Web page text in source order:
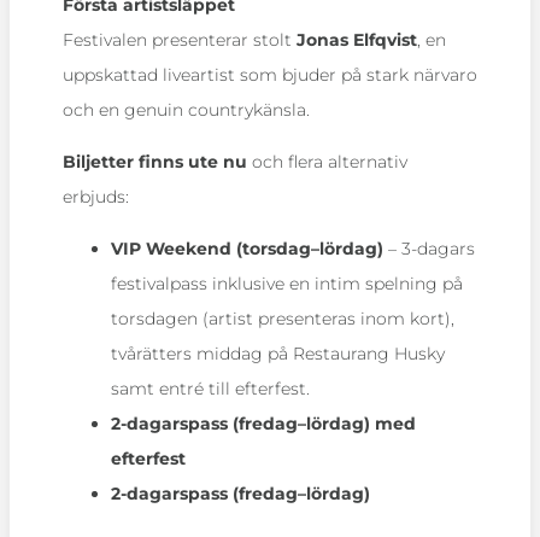
Festivalen presenterar stolt Jonas Elfqvist , en
uppskattad liveartist som bjuder på stark närvaro
och en genuin countrykänsla.
Biljetter finns ute nu och flera alternativ
erbjuds:
VIP Weekend (torsdag–lördag) – 3-dagars
festivalpass inklusive en intim spelning på
torsdagen (artist presenteras inom kort),
tvårätters middag på Restaurang Husky
samt entré till efterfest.
2-dagarspass (fredag–lördag) med
efterfest
2-dagarspass (fredag–lördag)